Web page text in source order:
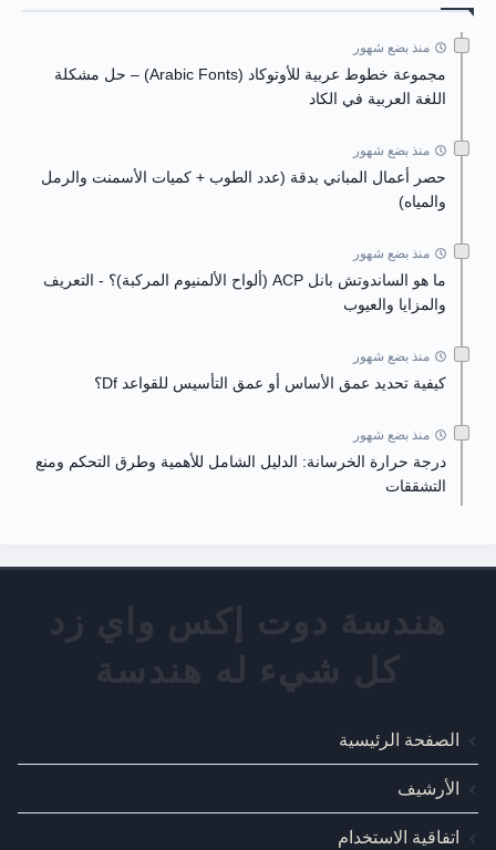
منذ بضع شهور
مجموعة خطوط عربية للأوتوكاد (Arabic Fonts) – حل مشكلة
اللغة العربية في الكاد
منذ بضع شهور
حصر أعمال المباني بدقة (عدد الطوب + كميات الأسمنت والرمل
والمياه)
منذ بضع شهور
ما هو الساندوتش بانل ACP (ألواح الألمنيوم المركبة)؟ - التعريف
والمزايا والعيوب
منذ بضع شهور
كيفية تحديد عمق الأساس أو عمق التأسيس للقواعد Df؟
منذ بضع شهور
درجة حرارة الخرسانة: الدليل الشامل للأهمية وطرق التحكم ومنع
التشققات
الصفحة الرئيسية
الأرشيف
اتفاقية الاستخدام